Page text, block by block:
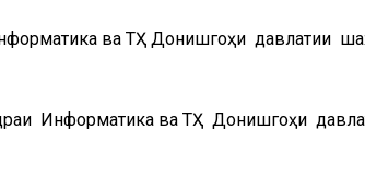
ва ТҲ Донишгоҳи давлатии
Информатика ва ТҲ Донишгоҳи